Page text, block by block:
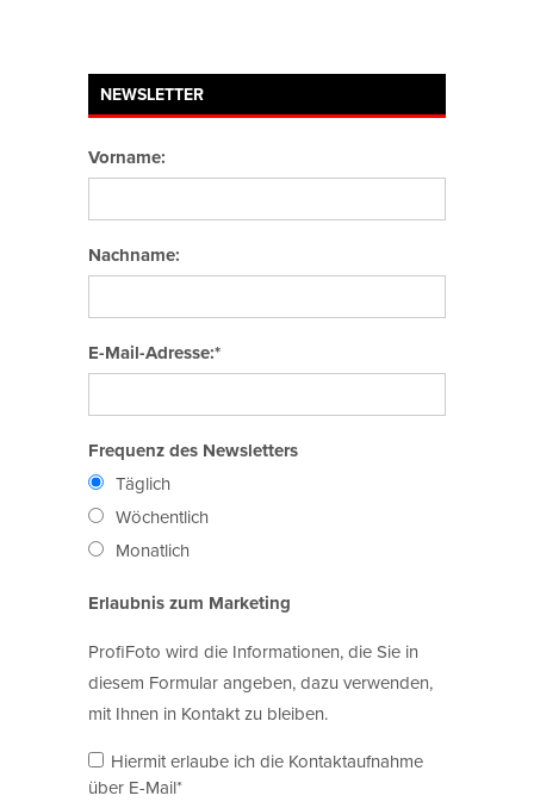
NEWSLETTER
Vorname:
Nachname:
E-Mail-Adresse:*
Frequenz des Newsletters
Täglich
Wöchentlich
Monatlich
Erlaubnis zum Marketing
ProfiFoto wird die Informationen, die Sie in
diesem Formular angeben, dazu verwenden,
mit Ihnen in Kontakt zu bleiben.
Hiermit erlaube ich die Kontaktaufnahme
über E-Mail*